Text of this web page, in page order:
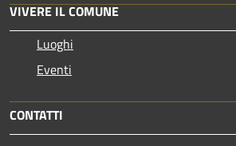
VIVERE IL COMUNE
Luoghi
Eventi
CONTATTI